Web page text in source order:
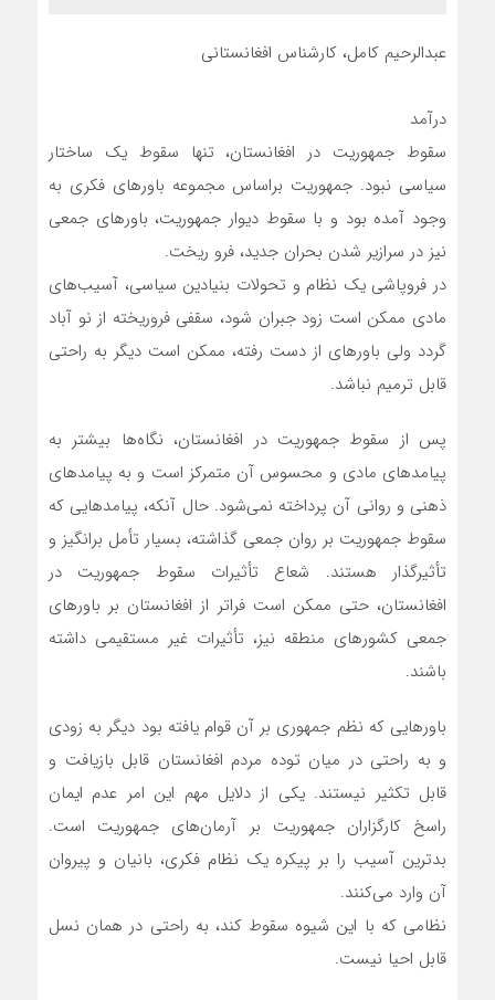
عبدالرحیم کامل، کارشناس افغانستانی
درآمد
سقوط جمهوریت در افغانستان، تنها سقوط یک ساختار
سیاسی نبود. جمهوریت براساس مجموعه باورهای فکری به
وجود آمده بود و با سقوط دیوار جمهوریت، باورهای جمعی
نیز در سرازیر شدن بحران جدید، فرو ریخت.
در فروپاشی یک نظام و تحولات بنیادین سیاسی، آسیب‌های
مادی ممکن است زود جبران شود، سقفی فروریخته از نو آباد
گردد ولی باورهای از دست رفته، ممکن است دیگر به راحتی
قابل ترمیم نباشد.
پس از سقوط جمهوریت در افغانستان، نگاه‌ها بیشتر به
پیامدهای مادی و محسوس آن متمرکز است و به پیامدهای
ذهنی و روانی آن پرداخته نمی‌شود. حال ‌آنکه، پیامدهایی که
سقوط جمهوریت بر روان جمعی گذاشته، بسیار تأمل برانگیز و
تأثیرگذار هستند. شعاع تأثیرات سقوط جمهوریت در
افغانستان، حتی ممکن است فراتر از افغانستان بر باورهای
جمعی کشورهای منطقه نیز، تأثیرات غیر مستقیمی داشته
باشند.
باورهایی که نظم جمهوری بر آن قوام یافته بود دیگر به زودی
و به راحتی در میان توده مردم افغانستان قابل بازیافت و
قابل تکثیر نیستند. یکی از دلایل مهم این امر عدم ایمان
راسخ کارگزاران جمهوریت بر آرمان‌های جمهوریت است.
بدترین آسیب را بر پیکره یک نظام فکری، بانیان و پیروان
آن وارد می‌کنند.
نظامی که با این شیوه سقوط کند، به راحتی در همان نسل
قابل احیا نیست.